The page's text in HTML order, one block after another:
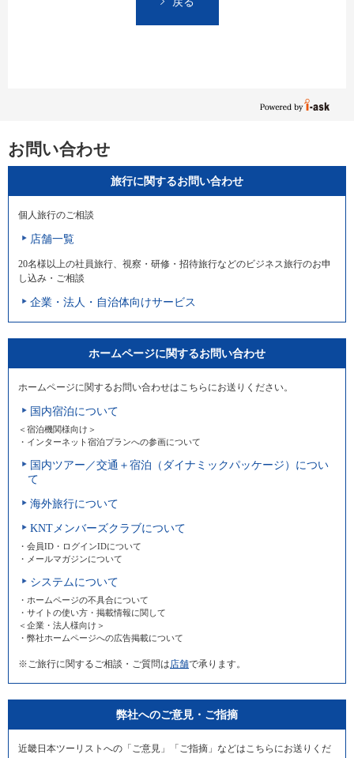
お問い合わせ
旅行に関するお問い合わせ
個人旅行のご相談
店舗一覧
20名様以上の社員旅行、視察・研修・招待旅行などのビジネス旅行のお申
し込み・ご相談
企業・法人・自治体向けサービス
ホームページに関するお問い合わせ
ホームページに関するお問い合わせはこちらにお送りください。
国内宿泊について
＜宿泊機関様向け＞
・インターネット宿泊プランへの参画について
国内ツアー／交通＋宿泊（ダイナミックパッケージ）につい
て
海外旅行について
KNTメンバーズクラブについて
・会員ID・ログインIDについて
・メールマガジンについて
システムについて
・ホームページの不具合について
・サイトの使い方・掲載情報に関して
＜企業・法人様向け＞
・弊社ホームページへの広告掲載について
※ご旅行に関するご相談・ご質問は 店舗で承ります。
弊社へのご意見・ご指摘
近畿日本ツーリストへの「ご意見」「ご指摘」などはこちらにお送りくだ